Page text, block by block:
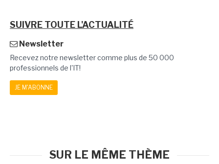
SUIVRE TOUTE L'ACTUALITÉ
Newsletter
Recevez notre newsletter comme plus de 50 000
professionnels de l'IT!
JE M'ABONNE
SUR LE MÊME THÈME